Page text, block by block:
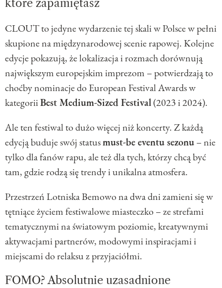
które zapamiętasz
CLOUT to jedyne wydarzenie tej skali w Polsce w pełni
skupione na międzynarodowej scenie rapowej. Kolejne
edycje pokazują, że lokalizacja i rozmach dorównują
największym europejskim imprezom – potwierdzają to
choćby nominacje do European Festival Awards w
kategoriiBest Medium-Sized Festival(2023 i 2024).
Ale ten festiwal to dużo więcej niż koncerty. Z każdą
edycją buduje swój statusmust-be eventu sezonu– nie
tylko dla fanów rapu, ale też dla tych, którzy chcą być
tam, gdzie rodzą się trendy i unikalna atmosfera.
Przestrzeń Lotniska Bemowo na dwa dni zamieni się w
tętniące życiem festiwalowe miasteczko – ze strefami
tematycznymi na światowym poziomie, kreatywnymi
aktywacjami partnerów, modowymi inspiracjami i
miejscami do relaksu z przyjaciółmi.
FOMO? Absolutnie uzasadnione